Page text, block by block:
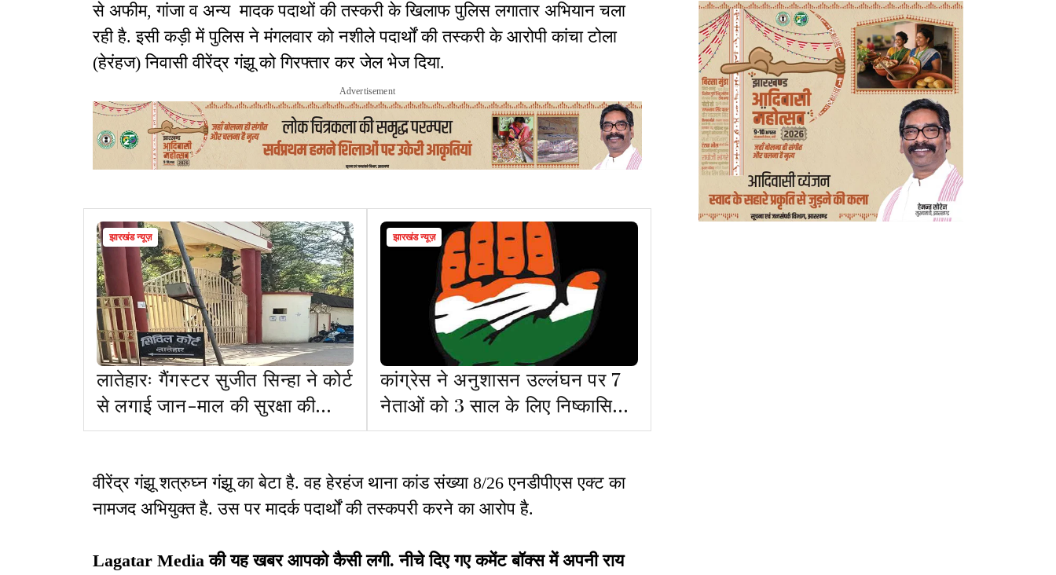
से अफीम, गांजा व अन्य मादक पदाथों की तस्करी के खिलाफ पुलिस लगातार अभियान चला
रही है. इसी कड़ी में पुलिस ने मंगलवार को नशीले पदार्थों की तस्करी के आरोपी कांचा टोला
(हेरंहज) निवासी वीरेंद्र गंझू को गिरफ्तार कर जेल भेज दिया.
Advertisement
झारखंड न्यूज़
लातेहारः गैंगस्टर सुजीत सिन्हा ने कोर्ट
से लगाई जान-माल की सुरक्षा की
गुहार
झारखंड न्यूज़
कांग्रेस ने अनुशासन उल्लंघन पर 7
नेताओं को 3 साल के लिए निष्कासित
किया
वीरेंद्र गंझू शत्रुघ्न गंझू का बेटा है. वह हेरहंज थाना कांड संख्या 8/26 एनडीपीएस एक्ट का
नामजद अभियुक्त है. उस पर मादर्क पदार्थों की तस्कपरी करने का आरोप है.
Lagatar Media की यह खबर आपको कैसी लगी. नीचे दिए गए कमेंट बॉक्स में अपनी राय